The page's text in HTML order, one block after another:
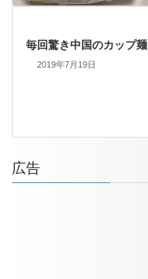
毎回驚き中国のカップ麺
2019年7月19日
広告